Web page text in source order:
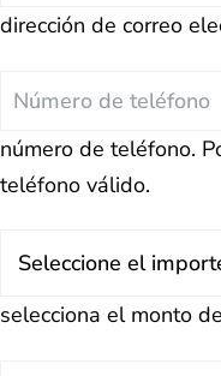
dirección de correo
Teléfono
número de teléfono.
teléfono válido.
selecciona el monto